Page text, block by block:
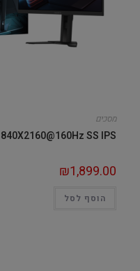
מסכים
SS IPS
₪1,899.00
הוסף לסל